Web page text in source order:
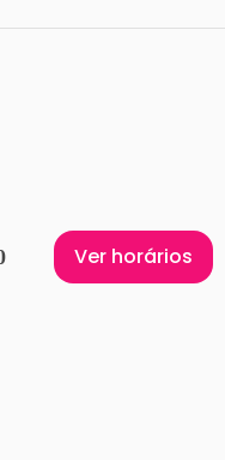
Ver horários